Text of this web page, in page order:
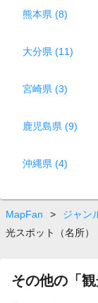
熊本県 (8)
大分県 (11)
宮崎県 (3)
鹿児島県 (9)
沖縄県 (4)
MapFan > ジャン
光スポット（名所）
その他の「